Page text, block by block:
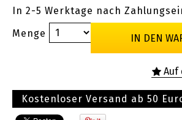
In 2-5 Werktage nach
Menge
Kostenloser Versand ab 50